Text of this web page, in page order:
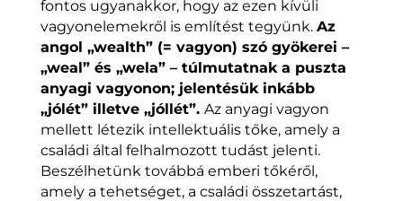
fontos ugyanakkor, hogy az ezen kívüli
vagyonelemekről is említést tegyünk. Az
angol „wealth” (= vagyon) szó gyökerei –
„weal” és „wela” – túlmutatnak a puszta
anyagi vagyonon; jelentésük inkább
„jólét” illetve „jóllét”. Az anyagi vagyon
mellett létezik intellektuális tőke, amely a
családi által felhalmozott tudást jelenti.
Beszélhetünk továbbá emberi tőkéről,
amely a tehetséget, a családi összetartást,